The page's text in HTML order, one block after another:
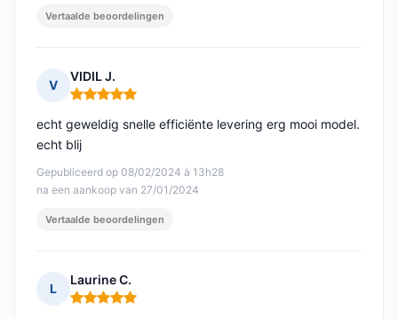
Vertaalde beoordelingen
V
VIDIL J.
Opmerking: 5 van 5
Gepubliceerd op 08/02/2024 à 13h28
na een aankoop van 27/01/2024
echt geweldig snelle efficiënte levering erg mooi model.
echt blij
Vertaalde beoordelingen
L
Laurine C.
Opmerking: 5 van 5